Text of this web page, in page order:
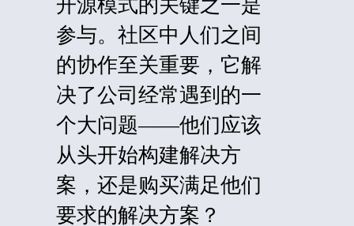
开源模式的关键之一是
参与。社区中人们之间
的协作至关重要，它解
决了公司经常遇到的一
个大问题——他们应该
从头开始构建解决方
案，还是购买满足他们
要求的解决方案？